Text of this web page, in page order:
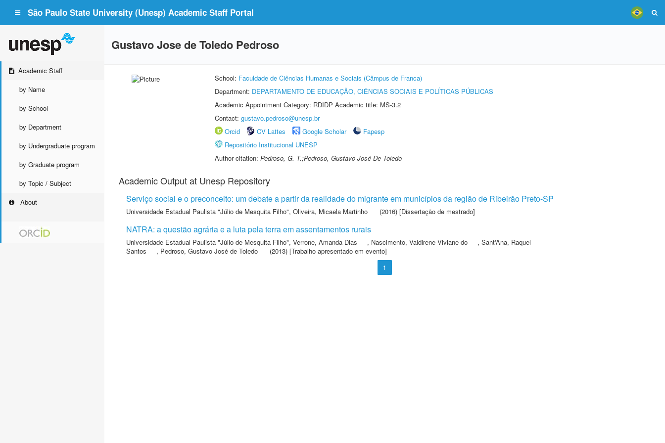
São Paulo State University (Unesp) Academic Staff Portal
Academic Staff
by Name
by School
by Department
by Undergraduate program
by Graduate program
by Topic / Subject
About
Gustavo Jose de Toledo Pedroso
School: Faculdade de Ciências Humanas e Sociais (Câmpus de Franca)
Department: DEPARTAMENTO DE EDUCAÇÃO, CIÊNCIAS SOCIAIS E POLÍTICAS PÚBLICAS
Academic Appointment Category: RDIDP Academic title: MS-3.2
Contact: gustavo.pedroso@unesp.br
Orcid
CV Lattes Google Scholar
Fapesp
Repositório Institucional UNESP
Author citation: Pedroso, G. T.;Pedroso, Gustavo José De Toledo
Academic Output at Unesp Repository
Serviço social e o preconceito: um debate a partir da realidade do migrante em municípios da região de Ribeirão Preto-SP
Universidade Estadual Paulista "Júlio de Mesquita Filho", Oliveira, Micaela Martinho (2016) [Dissertação de mestrado]
NATRA: a questão agrária e a luta pela terra em assentamentos rurais
Universidade Estadual Paulista "Júlio de Mesquita Filho", Verrone, Amanda Dias , Nascimento, Valdirene Viviane do , Sant'Ana, Raquel
Santos
, Pedroso, Gustavo José de Toledo (2013) [Trabalho apresentado em evento]
1